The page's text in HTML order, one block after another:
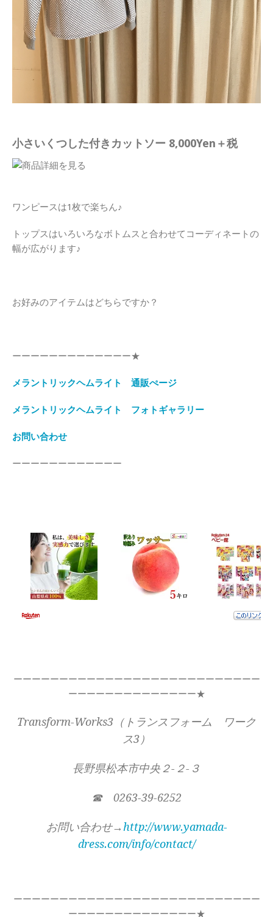
小さいくつした付きカットソー 8,000Yen＋税
ワンピースは1枚で楽ちん♪
トップスはいろいろなボトムスと合わせてコーディネートの
幅が広がります♪
お好みのアイテムはどちらですか？
ーーーーーーーーーーーーー★
メラントリックヘムライト 通販ぺージ
メラントリックヘムライト フォトギャラリー
お問い合わせ
ーーーーーーーーーーーー
ーーーーーーーーーーーーーーーーーーーーーーーーーーー
ーーーーーーーーーーーーーー★
Transform-Works3（トランスフォーム ワーク
ス3）
長野県松本市中央２-２-３
☎ 0263-39-6252
お問い合わせ→http://www.yamada-
dress.com/info/contact/
ーーーーーーーーーーーーーーーーーーーーーーーーーーー
ーーーーーーーーーーーーーー★